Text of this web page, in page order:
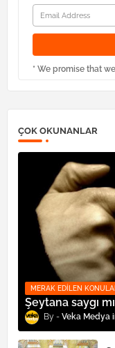
* We promise that
ÇOK OKUNANLAR
MERAK EDILEN
Şeytana saygı
Veka Medya